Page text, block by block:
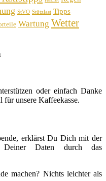
StVO Stützlast Tipps
Wartung Wetter
oder einfach Danke
für unsere Kaffeekasse.
erklärst Du Dich mit der
Deiner Daten durch das
machen? Nichts leichter als